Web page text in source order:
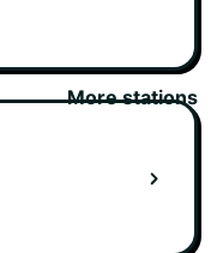
More stations